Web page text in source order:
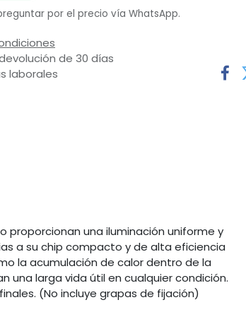
por el precio vía WhatsApp.
de 30 días
laborales
proporcionan una iluminación uniforme y
a su chip compacto y de alta eficiencia
la acumulación de calor dentro de la
una larga vida útil en cualquier condición.
(No incluye grapas de fijación)